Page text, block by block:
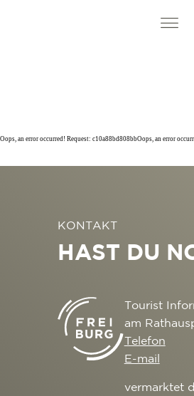
Oops, an error occurred! Request: c10a88bd808bbOops, an error
KONTAKT
HAST DU
Tourist
am
Telefon
E-mail
vermarktet